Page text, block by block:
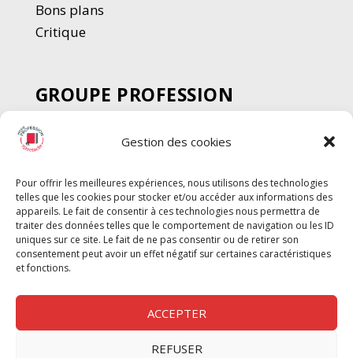
Gestion des cookies
Pour offrir les meilleures expériences, nous utilisons des technologies
telles que les cookies pour stocker et/ou accéder aux informations des
appareils. Le fait de consentir à ces technologies nous permettra de
traiter des données telles que le comportement de navigation ou les ID
uniques sur ce site. Le fait de ne pas consentir ou de retirer son
consentement peut avoir un effet négatif sur certaines caractéristiques
et fonctions.
ACCEPTER
REFUSER
Bons plans
Critique
GROUPE PROFESSION
SPECTACLE
Chèque Intermittents
Chèque Compta
Chèque Emploi Spectacle
G-Pods
Profession Audio-visuel